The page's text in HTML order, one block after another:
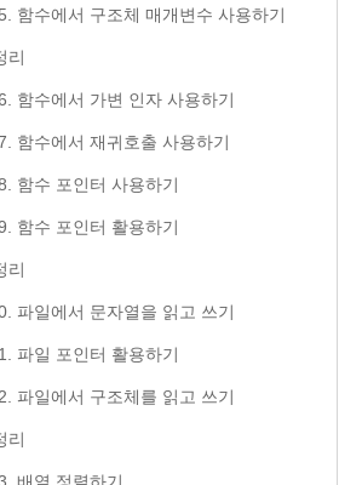
함수에서 구조체 매개변수 사용하기
리
함수에서 가변 인자 사용하기
함수에서 재귀호출 사용하기
함수 포인터 사용하기
함수 포인터 활용하기
리
파일에서 문자열을 읽고 쓰기
파일 포인터 활용하기
파일에서 구조체를 읽고 쓰기
리